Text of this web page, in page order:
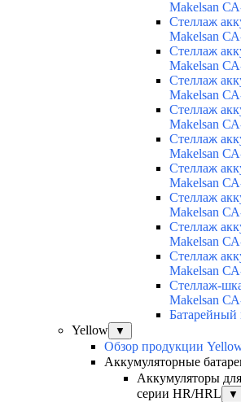
Makelsan
Cтеллаж
Makelsan
Cтеллаж
Makelsan
Cтеллаж
Makelsan
Cтеллаж
Makelsan
Cтеллаж
Makelsan
Cтеллаж
Makelsan
Cтеллаж
Makelsan
Cтеллаж
Makelsan
Cтеллаж
Makelsan
Стеллаж-
Makelsan
Yellow
▼
Обзор продукции
Аккумуляторные
Аккумуляторы
серии HR/HRL
▼